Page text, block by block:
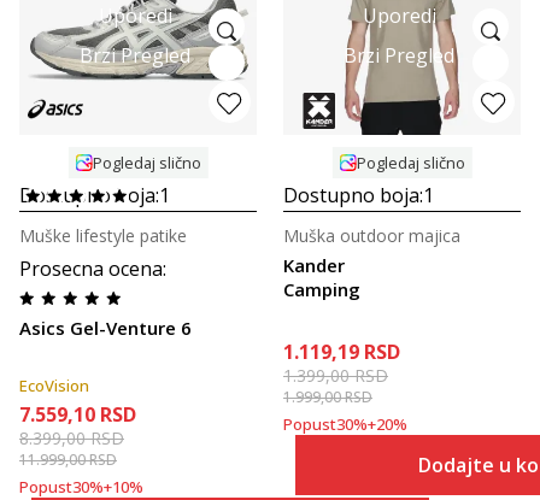
Uporedi
Brzi Pregled
Pogledaj slično
Dostupno boja:1
Prosecna ocena:
Asics Gel-Venture 6
Muške lifestyle patike
EcoVision
7.559,10 RSD
8.399,00RSD
11.999,00RSD
Popust30%+10%
Uporedi
Brzi Pregled
Pogledaj slično
Dostupno boja:1
Kander
Camping
Muška outdoor majica
1.119,19 RSD
1.399,00RSD
1.999,00RSD
Popust30%+20%
Dodajte u